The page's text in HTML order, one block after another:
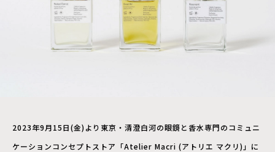
2023年9月15日(金)より東京・清澄白河の眼鏡と香水専門のコミュニ
ケーションコンセプトストア「Atelier Macri (アトリエ マクリ)」に